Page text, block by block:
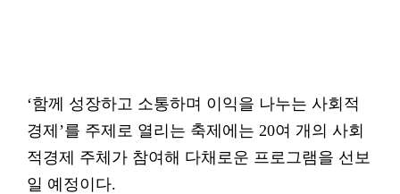
‘함께 성장하고 소통하며 이익을 나누는 사회적
경제’를 주제로 열리는 축제에는 20여 개의 사회
적경제 주체가 참여해 다채로운 프로그램을 선보
일 예정이다.